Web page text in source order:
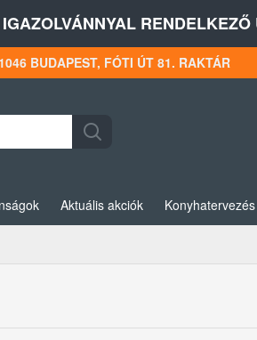
1046 BUDAPEST, FÓTI ÚT 81. RAKTÁR
Aktuális akciók Konyhatervezés